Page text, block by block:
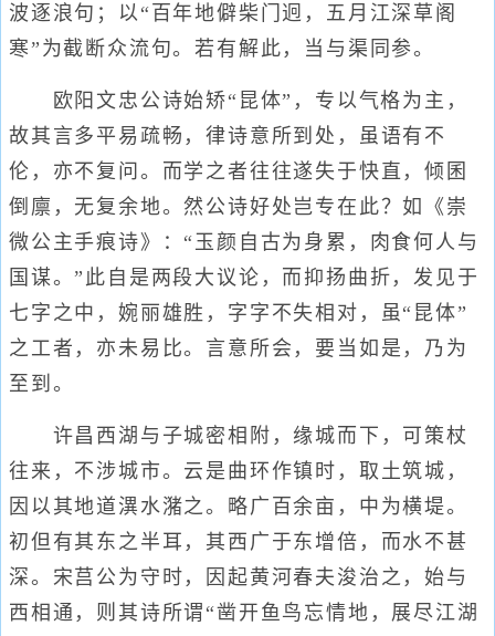
波逐浪句；以“百年地僻柴门迥，五月江深草阁
寒”为截断众流句。若有解此，当与渠同参。
欧阳文忠公诗始矫“昆体”，专以气格为主，
故其言多平易疏畅，律诗意所到处，虽语有不
伦，亦不复问。而学之者往往遂失于快直，倾囷
倒廪，无复余地。然公诗好处岂专在此？如《崇
微公主手痕诗》：“玉颜自古为身累，肉食何人与
国谋。”此自是两段大议论，而抑扬曲折，发见于
七字之中，婉丽雄胜，字字不失相对，虽“昆体”
之工者，亦未易比。言意所会，要当如是，乃为
至到。
许昌西湖与子城密相附，缘城而下，可策杖
往来，不涉城市。云是曲环作镇时，取土筑城，
因以其地道潩水潴之。略广百余亩，中为横堤。
初但有其东之半耳，其西广于东增倍，而水不甚
深。宋莒公为守时，因起黄河春夫浚治之，始与
西相通，则其诗所谓“凿开鱼鸟忘情地，展尽江湖